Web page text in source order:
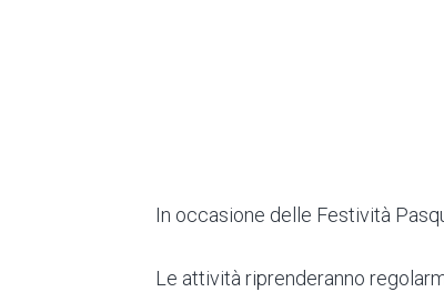
In occasione delle Festività
Le attività riprenderanno